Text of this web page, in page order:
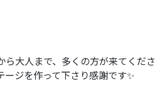
大人まで、多くの方が来てくだ
ジを作って下さり感謝です✨